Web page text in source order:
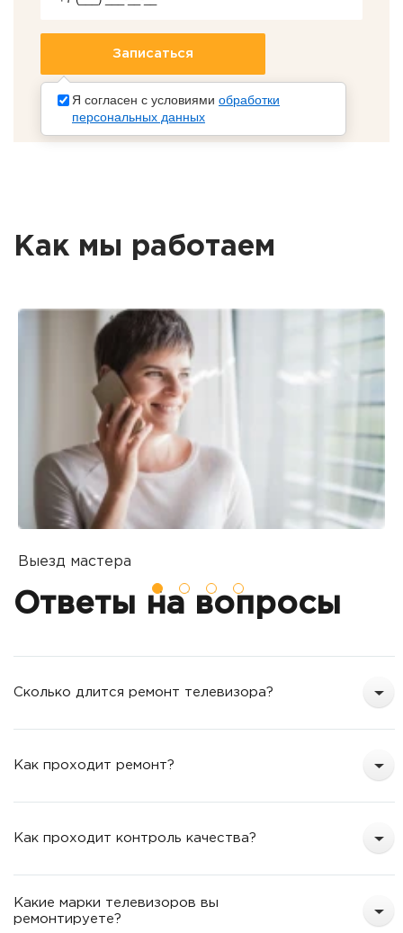
Как мы работаем
Выезд мастера
Вы оставляете заявку на ремонт
Ответы на вопросы
Сколько длится ремонт телевизора?
Как проходит ремонт?
Как проходит контроль качества?
Какие марки телевизоров вы
ремонтируете?
Я согласен с условиями обработки
персональных данных